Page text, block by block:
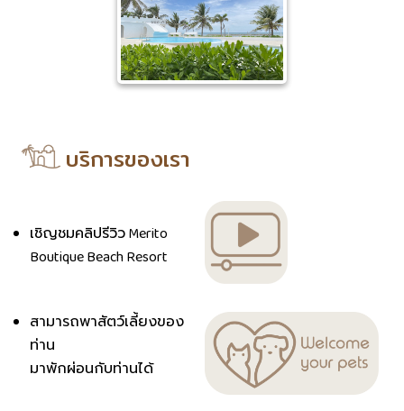
บริการของเรา
เชิญชมคลิปรีวิว Merito
Boutique Beach Resort
สามารถพาสัตว์เลี้ยงของ
ท่าน
มาพักผ่อนกับท่านได้